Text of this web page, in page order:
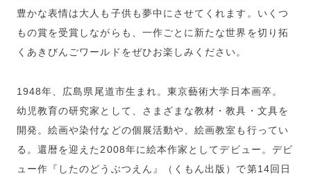
豊かな表情は大人も子供も夢中にさせてくれます。いくつ
もの賞を受賞しながらも、一作ごとに新たな世界を切り拓
くあきびんごワールドをぜひお楽しみください。
1948年、広島県尾道市生まれ。東京藝術大学日本画卒。
幼児教育の研究家として、さまざまな教材・教具・文具を
開発。絵画や染付などの個展活動や、絵画教室も行ってい
る。還暦を迎えた2008年に絵本作家としてデビュー。デビ
ュー作『したのどうぶつえん』（くもん出版）で第14回日